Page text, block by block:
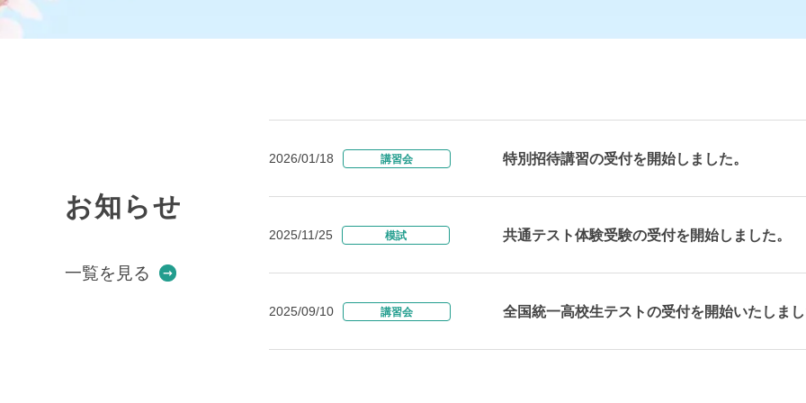
お知らせ
一覧を見る
2026/01/18 講習会 特別招待講習の受付を開始しました。
2025/11/25 模試 共通テスト体験受験の受付を開始しました。
2025/09/10 講習会 全国統一高校生テストの受付を開始いたしま